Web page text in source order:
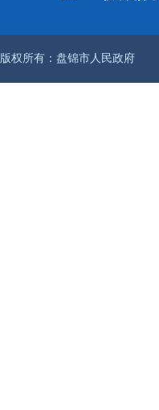
版权所有：盘锦市人民政府